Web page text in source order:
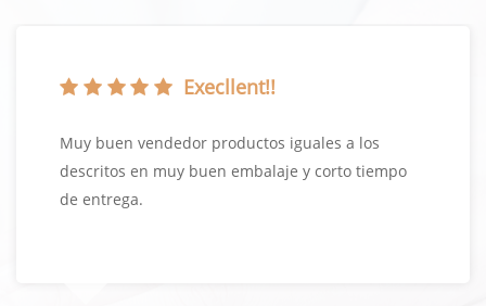
Execllent!!
Muy buen vendedor productos iguales a los
descritos en muy buen embalaje y corto tiempo
de entrega.